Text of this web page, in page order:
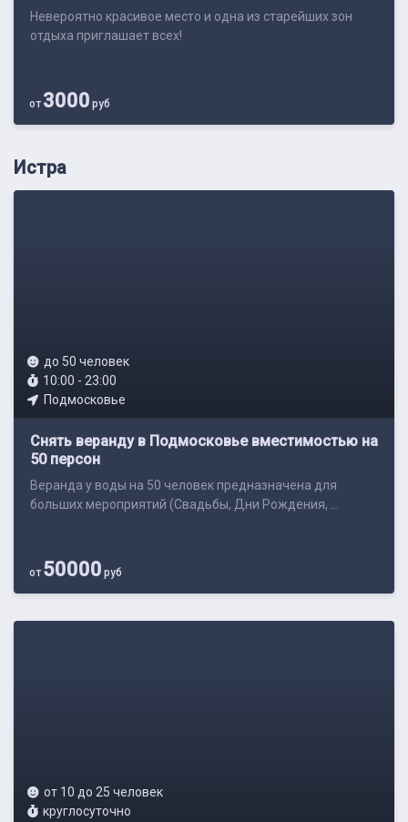
Невероятно красивое место и одна из старейших зон
отдыха приглашает всех!
от3000 руб
Истра
до 50 человек
10:00 - 23:00
Подмосковье
Снять веранду в Подмосковье вместимостью на
50 персон
Веранда у воды на 50 человек предназначена для
больших мероприятий (Свадьбы, Дни Рождения, ...
от50000 руб
от 10 до 25 человек
круглосуточно